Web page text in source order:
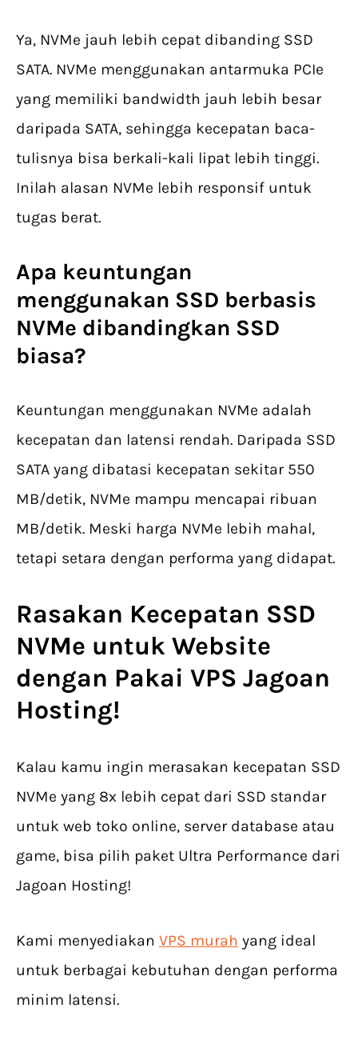
Ya, NVMe jauh lebih cepat dibanding SSD
SATA. NVMe menggunakan antarmuka PCIe
yang memiliki bandwidth jauh lebih besar
daripada SATA, sehingga kecepatan baca-
tulisnya bisa berkali-kali lipat lebih tinggi.
Inilah alasan NVMe lebih responsif untuk
tugas berat.
Apa keuntungan
menggunakan SSD berbasis
NVMe dibandingkan SSD
biasa?
Keuntungan menggunakan NVMe adalah
kecepatan dan latensi rendah. Daripada SSD
SATA yang dibatasi kecepatan sekitar 550
MB/detik, NVMe mampu mencapai ribuan
MB/detik. Meski harga NVMe lebih mahal,
tetapi setara dengan performa yang didapat.
Rasakan Kecepatan SSD
NVMe untuk Website
dengan Pakai VPS Jagoan
Hosting!
Kalau kamu ingin merasakan kecepatan SSD
NVMe yang 8x lebih cepat dari SSD standar
untuk web toko online, server database atau
game, bisa pilih paket Ultra Performance dari
Jagoan Hosting!
Kami menyediakan VPS murah yang ideal
untuk berbagai kebutuhan dengan performa
minim latensi.